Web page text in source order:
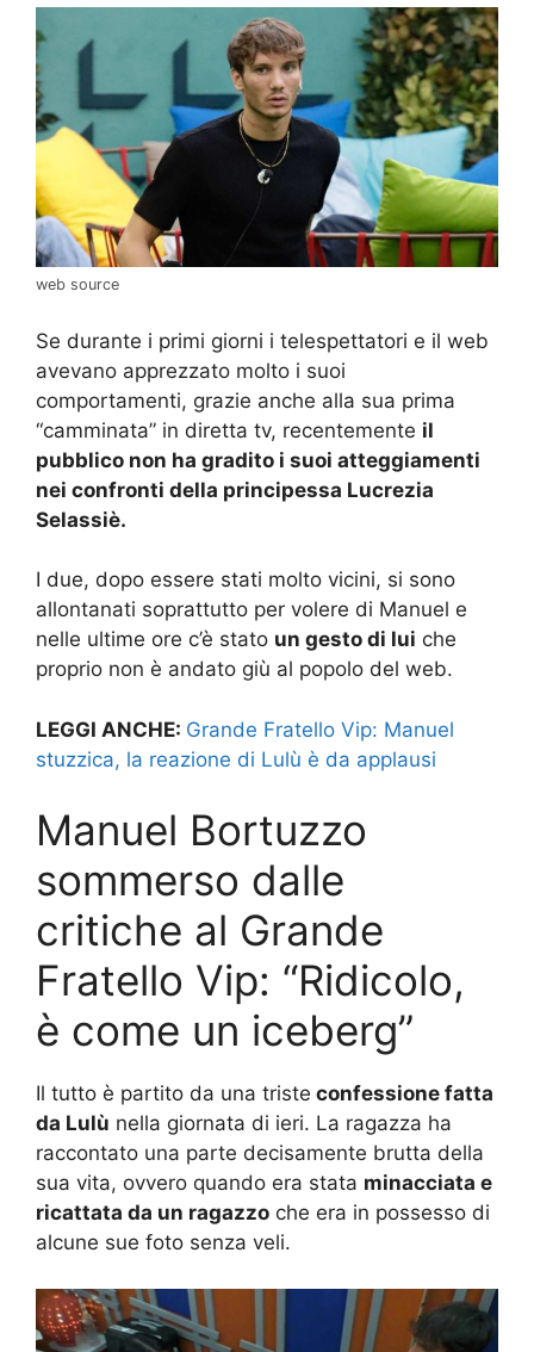
web source
Se durante i primi giorni i telespettatori e il web
avevano apprezzato molto i suoi
comportamenti, grazie anche alla sua prima
“camminata” in diretta tv, recentemente il
pubblico non ha gradito i suoi atteggiamenti
nei confronti della principessa Lucrezia
Selassiè.
I due, dopo essere stati molto vicini, si sono
allontanati soprattutto per volere di Manuel e
nelle ultime ore c’è stato un gesto di lui che
proprio non è andato giù al popolo del web.
LEGGI ANCHE: Grande Fratello Vip: Manuel
stuzzica, la reazione di Lulù è da applausi
Manuel Bortuzzo
sommerso dalle
critiche al Grande
Fratello Vip: “Ridicolo,
è come un iceberg”
Il tutto è partito da una triste confessione fatta
da Lulù nella giornata di ieri. La ragazza ha
raccontato una parte decisamente brutta della
sua vita, ovvero quando era stata minacciata e
ricattata da un ragazzo che era in possesso di
alcune sue foto senza veli.